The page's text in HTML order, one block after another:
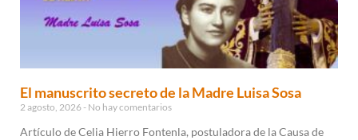
El manuscrito secreto de la Madre Luisa Sosa
2 agosto, 2026 No hay comentarios
Artículo de Celia Hierro Fontenla, postuladora de la Causa de